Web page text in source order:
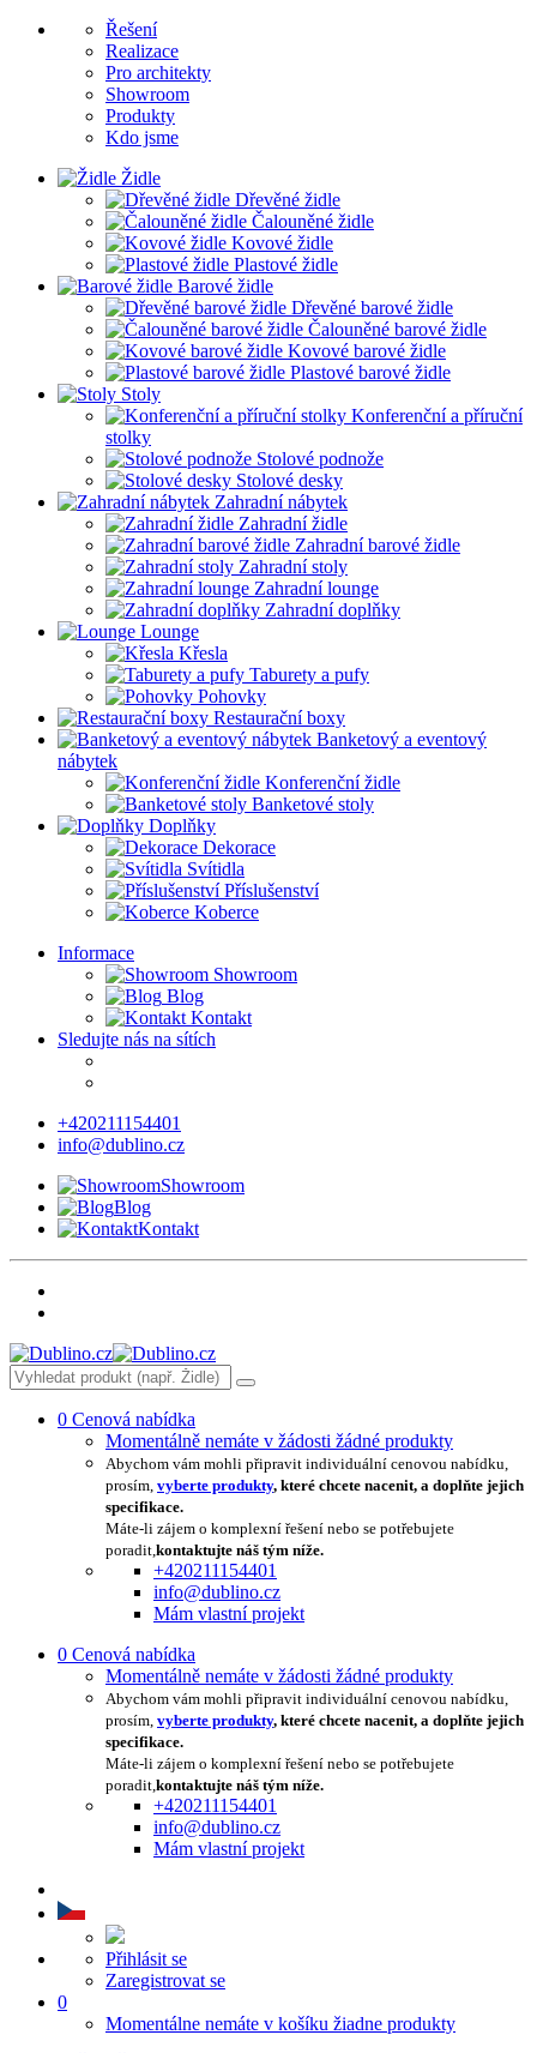
Řešení
Realizace
Pro architekty
Showroom
Produkty
Kdo jsme
Židle
Dřevěné židle
Čalouněné židle
Kovové židle
Plastové židle
Barové židle
Dřevěné barové židle
Čalouněné barové židle
Kovové barové židle
Plastové barové židle
Stoly
Konferenční a příruční
stolky
Stolové podnože
Stolové desky
Zahradní nábytek
Zahradní židle
Zahradní barové židle
Zahradní stoly
Zahradní lounge
Zahradní doplňky
Lounge
Křesla
Taburety a pufy
Pohovky
Restaurační boxy
Banketový a eventový
nábytek
Konferenční židle
Banketové stoly
Doplňky
Dekorace
Svítidla
Příslušenství
Koberce
Informace
Showroom
Blog
Kontakt
Sledujte nás na sítích
+420211154401
info@dublino.cz
Showroom
Blog
Kontakt
0 Cenová nabídka
Momentálně nemáte v žádosti žádné produkty
Abychom vám mohli připravit individuální cenovou nabídku,
prosím, vyberte produkty, které chcete nacenit, a doplňte jejich
specifikace.
Máte-li zájem o komplexní řešení nebo se potřebujete
poradit,kontaktujte náš tým níže.
+420211154401
info@dublino.cz
Mám vlastní projekt
0 Cenová nabídka
Momentálně nemáte v žádosti žádné produkty
Abychom vám mohli připravit individuální cenovou nabídku,
prosím, vyberte produkty, které chcete nacenit, a doplňte jejich
specifikace.
Máte-li zájem o komplexní řešení nebo se potřebujete
poradit,kontaktujte náš tým níže.
+420211154401
info@dublino.cz
Mám vlastní projekt
Přihlásit se
Zaregistrovat se
0
Momentálne nemáte v košíku žiadne produkty